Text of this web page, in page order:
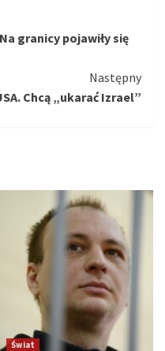
granicy pojawiły się
Następny
Chcą „ukarać Izrael”
Świat